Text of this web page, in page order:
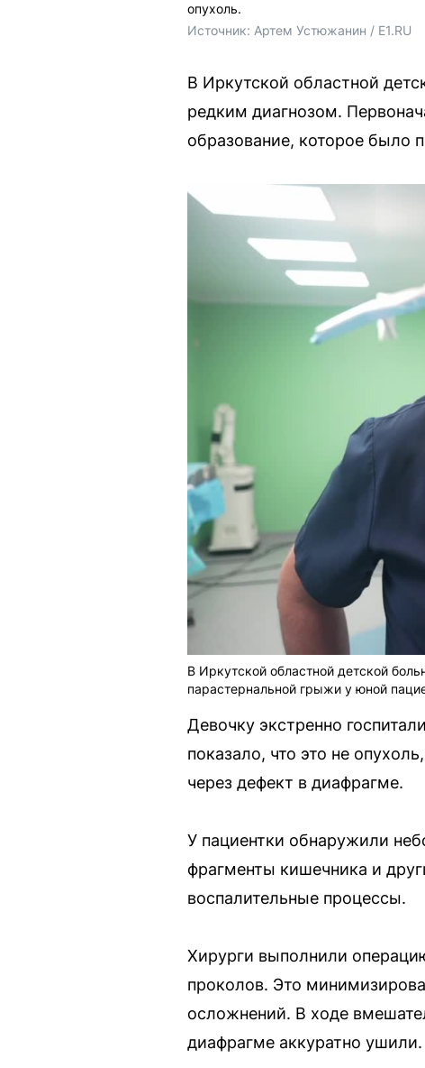
опухоль.
Источник: Артем Устюжанин / E1.RU
В Иркутской областной
редким диагнозом.
образование, которое было
В Иркутской областной детской
парастернальной грыжи у юной
Девочку экстренно
показало, что это не
через дефект в диафрагме.
У пациентки обнаружили
фрагменты кишечника и
воспалительные процессы.
Хирурги выполнили
проколов. Это
осложнений. В ходе
диафрагме аккуратно ушили.